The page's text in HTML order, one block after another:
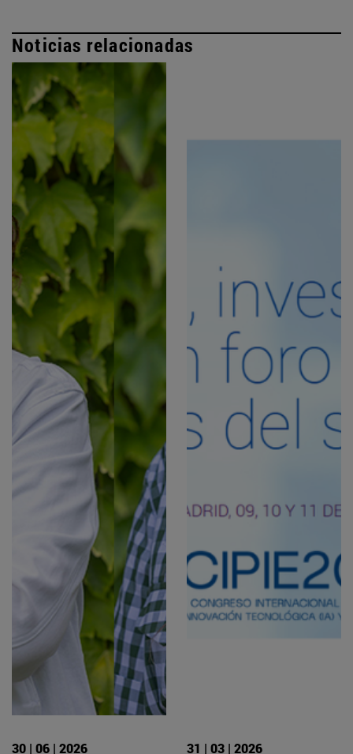
Noticias relacionadas
30 | 06 | 2026 31 | 03 | 2026